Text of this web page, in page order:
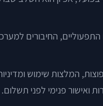
החיבורים
המלצות שימוש